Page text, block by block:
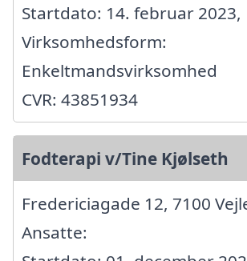
Startdato: 14. februar 2023,
Virksomhedsform:
Enkeltmandsvirksomhed
CVR: 43851934
Fodterapi v/Tine Kjølseth
Fredericiagade 12, 7100
Ansatte: